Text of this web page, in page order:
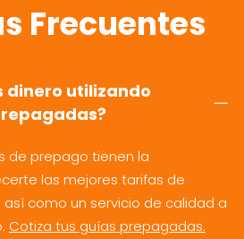
Frecuentes
dinero utilizando
de prepago tienen la
las mejores tarifas de
como un servicio de calidad a
Cotiza tus guías prepagadas.